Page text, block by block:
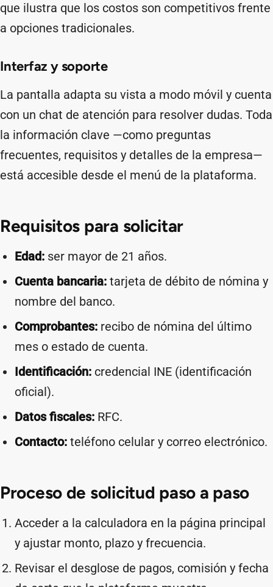
que ilustra que los costos son competitivos frente
a opciones tradicionales.
Interfaz y soporte
La pantalla adapta su vista a modo móvil y cuenta
con un chat de atención para resolver dudas. Toda
la información clave —como preguntas
frecuentes, requisitos y detalles de la empresa—
está accesible desde el menú de la plataforma.
Requisitos para solicitar
Edad: ser mayor de 21 años.
Cuenta bancaria: tarjeta de débito de nómina y
nombre del banco.
Comprobantes: recibo de nómina del último
mes o estado de cuenta.
Identificación: credencial INE (identificación
oficial).
Datos fiscales: RFC.
Contacto: teléfono celular y correo electrónico.
Proceso de solicitud paso a paso
Acceder a la calculadora en la página principal
y ajustar monto, plazo y frecuencia.
Revisar el desglose de pagos, comisión y fecha